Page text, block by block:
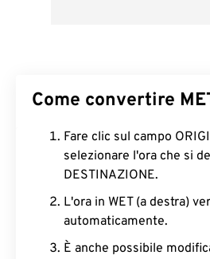
Come convertire
Fare clic sul campo
selezionare l'ora che si
DESTINAZIONE.
L'ora in WET (a destra)
automaticamente.
È anche possibile